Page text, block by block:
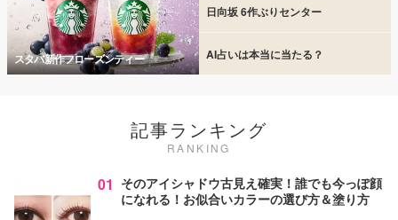
スタバ新作フローズンティー
日向坂 6作ぶりセンター
AI占いは本当に当たる？
記事ランキング
RANKING
01 そのアイシャドウ古見え確実！誰でも今っぽ顔
になれる！お似合いカラーの選び方＆塗り方